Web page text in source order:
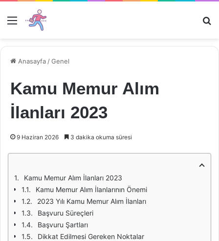
Menü
Anasayfa /Genel
Kamu Memur Alım
İlanları 2023
9 Haziran 2026 3 dakika okuma süresi
Kamu Memur Alım İlanları 2023
Kamu Memur Alım İlanlarının Önemi
2023 Yılı Kamu Memur Alım İlanları
Başvuru Süreçleri
Başvuru Şartları
Dikkat Edilmesi Gereken Noktalar